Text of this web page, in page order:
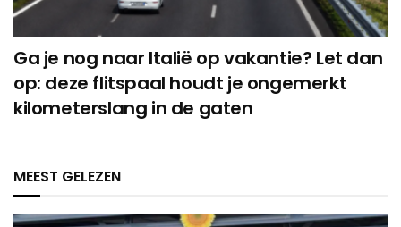
Ga je nog naar Italië op vakantie? Let dan
op: deze flitspaal houdt je ongemerkt
kilometerslang in de gaten
MEEST GELEZEN